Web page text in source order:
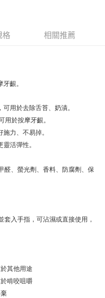
公司帳單繳交帳款。
，並將交易相關給付款項請求債
網址：
或監護人之同意方可使用
起之損失，本公司不負相關責
別帳號之用戶狀況，依本公司即
足之情形，本公司將視審查結果
格 相關推薦
齦。
用於去除舌苔、奶漬。
用於按摩牙齦。
力、不易掉。
活彈性。
醛、螢光劑、香料、防腐劑、保
入手指，可沾濕或直接使用，
其他用途
啃咬咀嚼